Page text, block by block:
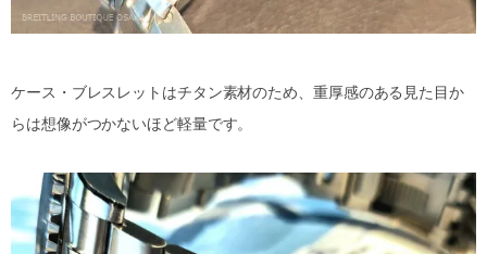
ケース・ブレスレットはチタン素材のため、重厚感のある見た目か
らは想像がつかないほど軽量です。